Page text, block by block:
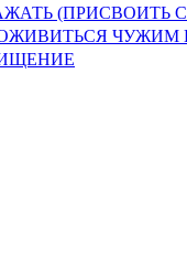
(ПРИСВОИТЬ